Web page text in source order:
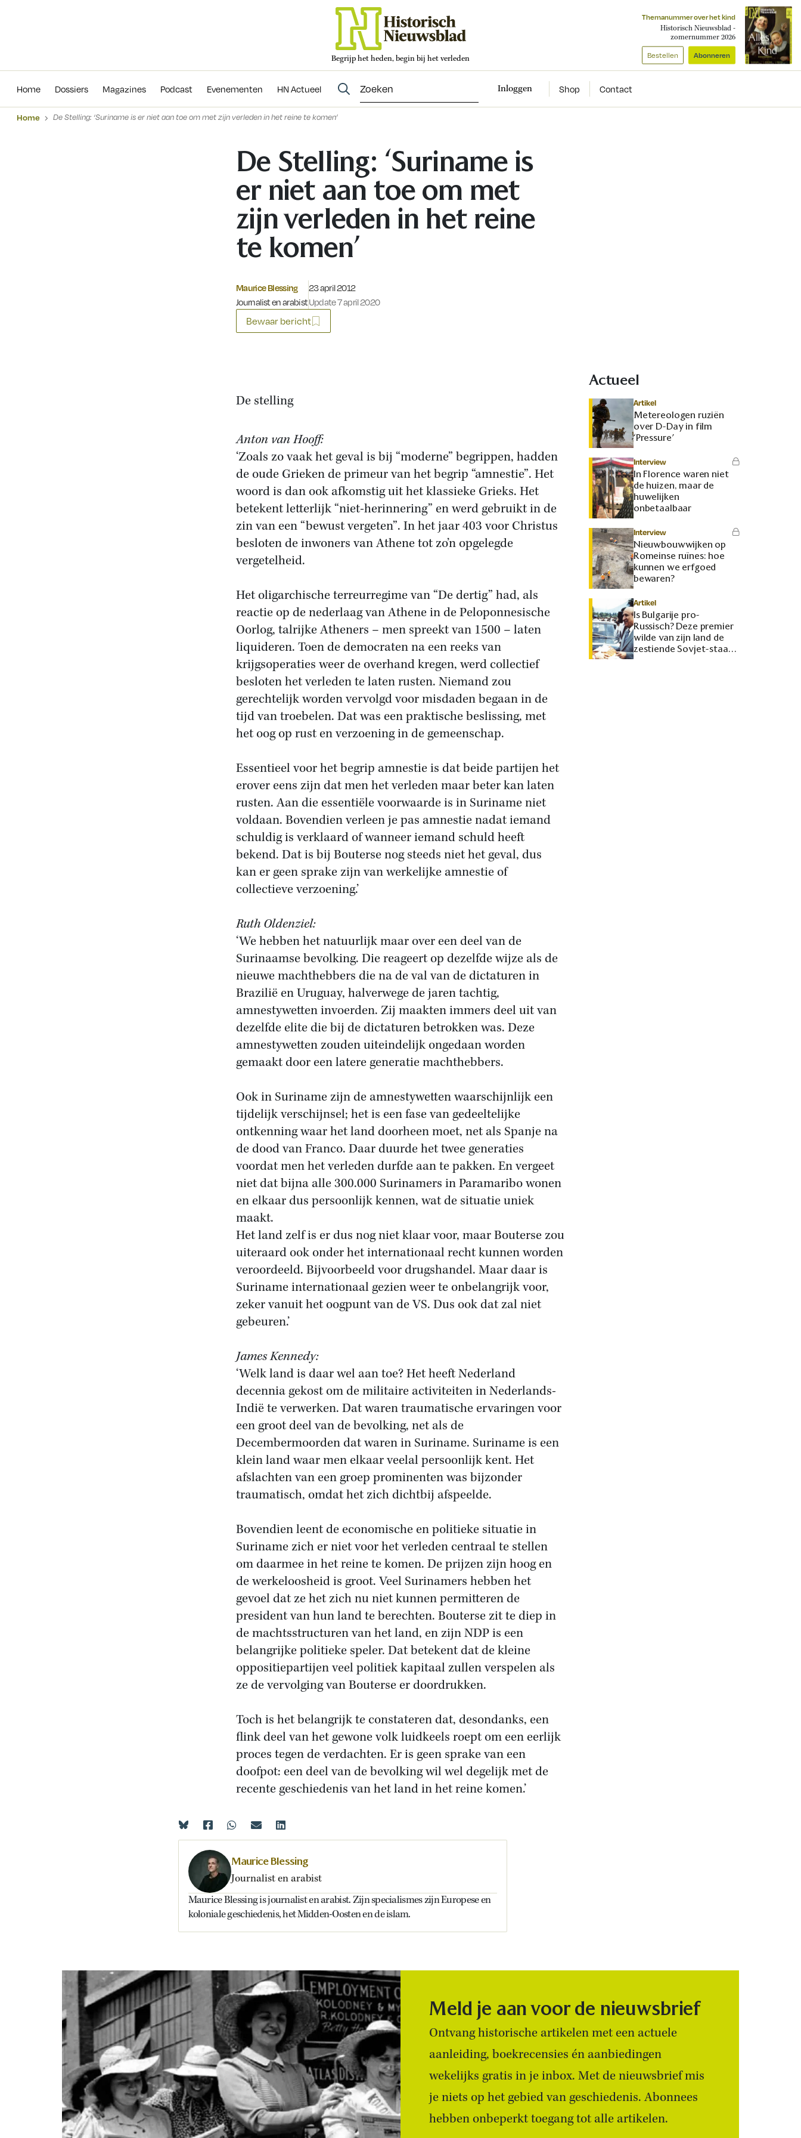
Begrijp het heden, begin bij het verleden
Themanummer over het kind
Historisch Nieuwsblad -
zomernummer 2026
Bestellen Abonneren
Home Dossiers Magazines Podcast Evenementen HN Actueel Inloggen Shop Contact
Evenementen
Home De Stelling: ‘Suriname is er niet aan toe om met zijn verleden in het reine te komen’
De Stelling: ‘Suriname is
er niet aan toe om met
zijn verleden in het reine
te komen’
Maurice Blessing
Journalist en arabist
Gepubliceerd op:
23 april 2012
Update 7 april 2020
Bewaar bericht
De stelling
Anton van Hooff:
‘Zoals zo vaak het geval is bij “moderne” begrippen, hadden
de oude Grieken de primeur van het begrip “amnestie”. Het
woord is dan ook afkomstig uit het klassieke Grieks. Het
betekent letterlijk “niet-herinnering” en werd gebruikt in de
zin van een “bewust vergeten”. In het jaar 403 voor Christus
besloten de inwoners van Athene tot zo’n opgelegde
vergetelheid.
Het oligarchische terreurregime van “De dertig” had, als
reactie op de nederlaag van Athene in de Peloponnesische
Oorlog, talrijke Atheners – men spreekt van 1500 – laten
liquideren. Toen de democraten na een reeks van
krijgsoperaties weer de overhand kregen, werd collectief
besloten het verleden te laten rusten. Niemand zou
gerechtelijk worden vervolgd voor misdaden begaan in de
tijd van troebelen. Dat was een praktische beslissing, met
het oog op rust en verzoening in de gemeenschap.
Essentieel voor het begrip amnestie is dat beide partijen het
erover eens zijn dat men het verleden maar beter kan laten
rusten. Aan die essentiële voorwaarde is in Suriname niet
voldaan. Bovendien verleen je pas amnestie nadat iemand
schuldig is verklaard of wanneer iemand schuld heeft
bekend. Dat is bij Bouterse nog steeds niet het geval, dus
kan er geen sprake zijn van werkelijke amnestie of
collectieve verzoening.’
Ruth Oldenziel:
‘We hebben het natuurlijk maar over een deel van de
Surinaamse bevolking. Die reageert op dezelfde wijze als de
nieuwe machthebbers die na de val van de dictaturen in
Brazilië en Uruguay, halverwege de jaren tachtig,
amnestywetten invoerden. Zij maakten immers deel uit van
dezelfde elite die bij de dictaturen betrokken was. Deze
amnestywetten zouden uiteindelijk ongedaan worden
gemaakt door een latere generatie machthebbers.
Ook in Suriname zijn de amnestywetten waarschijnlijk een
tijdelijk verschijnsel; het is een fase van gedeeltelijke
ontkenning waar het land doorheen moet, net als Spanje na
de dood van Franco. Daar duurde het twee generaties
voordat men het verleden durfde aan te pakken. En vergeet
niet dat bijna alle 300.000 Surinamers in Paramaribo wonen
en elkaar dus persoonlijk kennen, wat de situatie uniek
maakt.
Het land zelf is er dus nog niet klaar voor, maar Bouterse zou
uiteraard ook onder het internationaal recht kunnen worden
veroordeeld. Bijvoorbeeld voor drugshandel. Maar daar is
Suriname internationaal gezien weer te onbelangrijk voor,
zeker vanuit het oogpunt van de VS. Dus ook dat zal niet
gebeuren.’
James Kennedy:
‘Welk land is daar wel aan toe? Het heeft Nederland
decennia gekost om de militaire activiteiten in Nederlands-
Indië te verwerken. Dat waren traumatische ervaringen voor
een groot deel van de bevolking, net als de
Decembermoorden dat waren in Suriname. Suriname is een
klein land waar men elkaar veelal persoonlijk kent. Het
afslachten van een groep prominenten was bijzonder
traumatisch, omdat het zich dichtbij afspeelde.
Bovendien leent de economische en politieke situatie in
Suriname zich er niet voor het verleden centraal te stellen
om daarmee in het reine te komen. De prijzen zijn hoog en
de werkeloosheid is groot. Veel Surinamers hebben het
gevoel dat ze het zich nu niet kunnen permitteren de
president van hun land te berechten. Bouterse zit te diep in
de machtsstructuren van het land, en zijn NDP is een
belangrijke politieke speler. Dat betekent dat de kleine
oppositiepartijen veel politiek kapitaal zullen verspelen als
ze de vervolging van Bouterse er doordrukken.
Toch is het belangrijk te constateren dat, desondanks, een
flink deel van het gewone volk luidkeels roept om een eerlijk
proces tegen de verdachten. Er is geen sprake van een
doofpot: een deel van de bevolking wil wel degelijk met de
recente geschiedenis van het land in het reine komen.’
Actueel
Artikel
Metereologen ruziën
over D-Day in film
‘Pressure’
Interview
In Florence waren niet
de huizen, maar de
huwelijken
onbetaalbaar
Interview
Nieuwbouwwijken op
Romeinse ruïnes: hoe
kunnen we erfgoed
bewaren?
Artikel
Is Bulgarije pro-
Russisch? Deze premier
wilde van zijn land de
zestiende Sovjet-staat
maken
Maurice Blessing
Journalist en arabist
Maurice Blessing is journalist en arabist. Zijn specialismes zijn Europese en
koloniale geschiedenis, het Midden-Oosten en de islam.
Meld je aan voor de nieuwsbrief
Ontvang historische artikelen met een actuele
aanleiding, boekrecensies én aanbiedingen
wekelijks gratis in je inbox. Met de nieuwsbrief mis
je niets op het gebied van geschiedenis. Abonnees
hebben onbeperkt toegang tot alle artikelen.